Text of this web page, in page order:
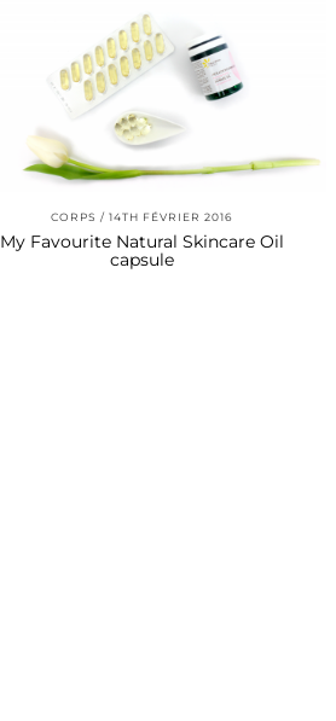
CORPS 14TH FÉVRIER 2016
My Favourite Natural Skincare Oil
capsule